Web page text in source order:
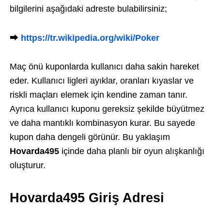
bilgilerini aşağıdaki adreste bulabilirsiniz;
⮕ https://tr.wikipedia.org/wiki/Poker
Maç önü kuponlarda kullanıcı daha sakin hareket
eder. Kullanıcı ligleri ayıklar, oranları kıyaslar ve
riskli maçları elemek için kendine zaman tanır.
Ayrıca kullanıcı kuponu gereksiz şekilde büyütmez
ve daha mantıklı kombinasyon kurar. Bu sayede
kupon daha dengeli görünür. Bu yaklaşım
Hovarda495 içinde daha planlı bir oyun alışkanlığı
oluşturur.
Hovarda495 Giriş Adresi